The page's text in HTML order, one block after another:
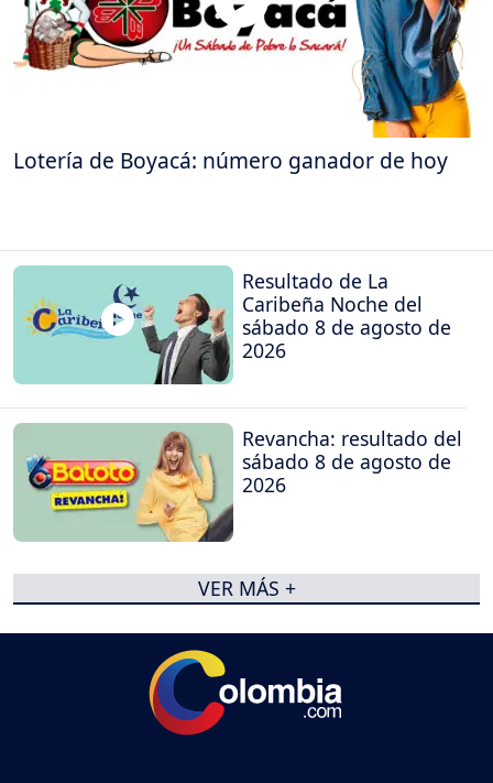
Lotería de Boyacá: número ganador de hoy
Resultado de La
Caribeña Noche del
sábado 8 de agosto de
2026
Revancha: resultado del
sábado 8 de agosto de
2026
VER MÁS +